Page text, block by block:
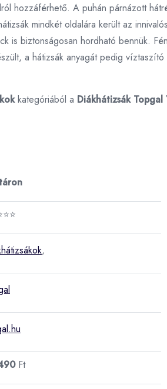
hozzáférhető. A puhán párnázott
mindkét oldalára került az
is biztonságosan hordható bennük.
a hátizsák anyagát pedig
kategóriából a Diákhátizsák Topgal
,
Ft